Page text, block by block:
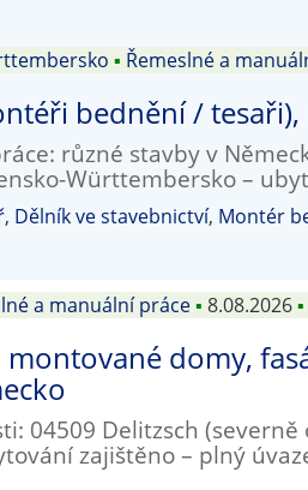
▪ Řemeslné a
bednění /
různé stavby v
Württembersko –
, Dělník ve stavebnictví, Montér
a manuální práce▪ 8.08.2026▪
domy,
04509 Delitzsch
zajištěno – plný